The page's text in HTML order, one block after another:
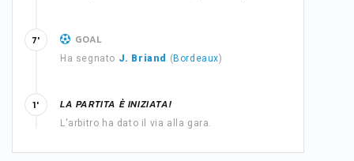
GOAL
Ha segnato J. Briand ( Bordeaux)
7'
LA PARTITA È INIZIATA!
L'arbitro ha dato il via alla gara.
1'